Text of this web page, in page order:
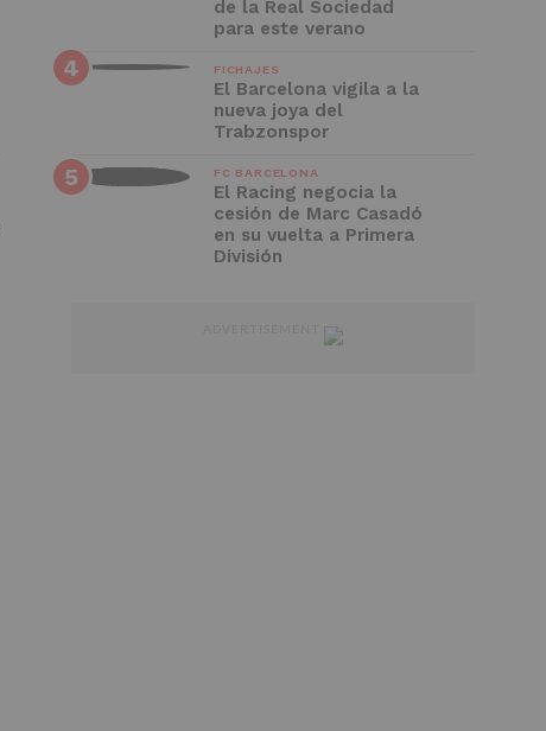
de la Real Sociedad
para este verano
FICHAJES
El Barcelona vigila a la
nueva joya del
Trabzonspor
FC BARCELONA
El Racing negocia la
cesión de Marc Casadó
en su vuelta a Primera
División